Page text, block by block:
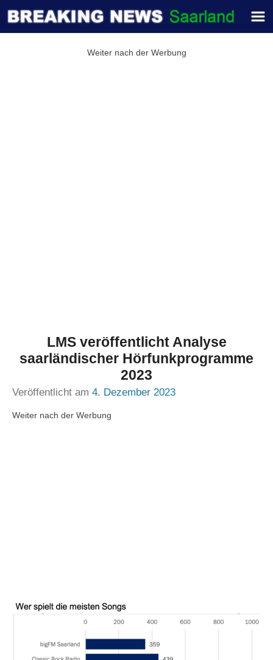
Weiter nach der Werbung
LMS veröffentlicht Analyse
saarländischer Hörfunkprogramme
2023
Veröffentlicht am 4. Dezember 2023
Weiter nach der Werbung